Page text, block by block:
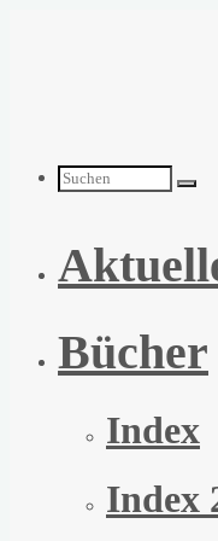
Suchen
nach:
Bücher
Index
Index